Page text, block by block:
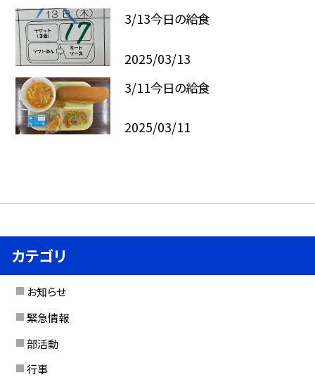
3/13今日の給食
2025/03/13
3/11今日の給食
2025/03/11
カテゴリ
お知らせ
緊急情報
部活動
行事